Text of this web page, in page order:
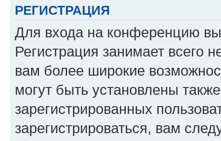
РЕГИСТРАЦИЯ
Для входа на конференцию
Регистрация занимает всего
вам более широкие
могут быть установлены
зарегистрированных
зарегистрироваться, вам